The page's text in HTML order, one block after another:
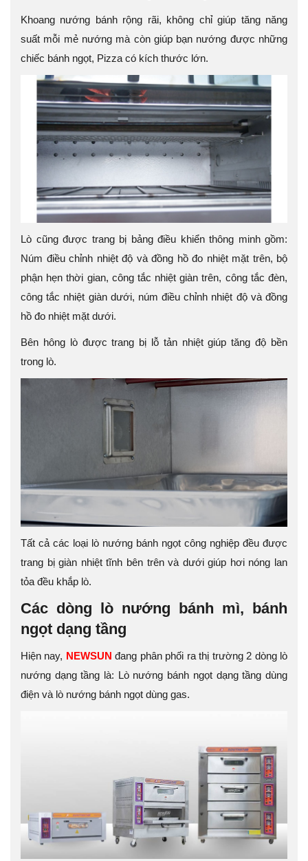
Khoang nướng bánh rộng rãi, không chỉ giúp tăng năng
suất mỗi mẻ nướng mà còn giúp bạn nướng được những
chiếc bánh ngọt, Pizza có kích thước lớn.
Lò cũng được trang bị bảng điều khiển thông minh gồm:
Núm điều chỉnh nhiệt độ và đồng hồ đo nhiệt mặt trên, bộ
phận hẹn thời gian, công tắc nhiệt giàn trên, công tắc đèn,
công tắc nhiệt giàn dưới, núm điều chỉnh nhiệt độ và đồng
hồ đo nhiệt mặt dưới.
Bên hông lò được trang bị lỗ tản nhiệt giúp tăng độ bền
trong lò.
Tất cả các loại lò nướng bánh ngọt công nghiệp đều được
trang bị giàn nhiệt tĩnh bên trên và dưới giúp hơi nóng lan
tỏa đều khắp lò.
Các dòng lò nướng bánh mì, bánh
ngọt dạng tầng
Hiện nay, NEWSUN đang phân phối ra thị trường 2 dòng lò
nướng dạng tầng là: Lò nướng bánh ngọt dạng tầng dùng
điện và lò nướng bánh ngọt dùng gas.